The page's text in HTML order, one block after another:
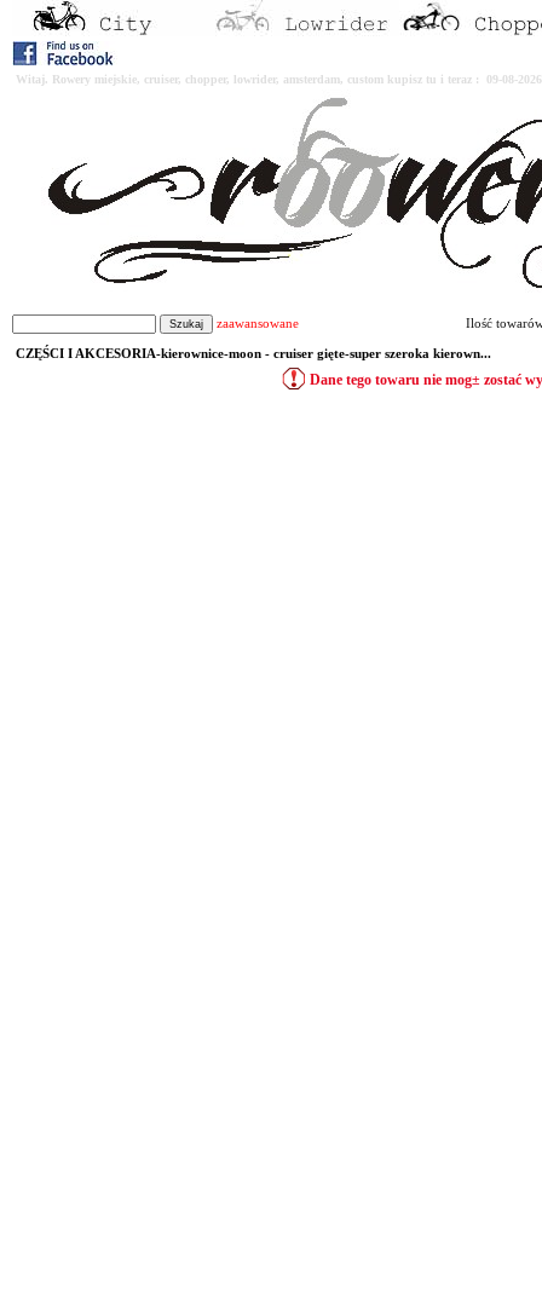
Witaj. Rowery miejskie, cruiser, chopper, lowrider, amsterdam, custom kupisz tu i teraz : 09-08-
zaawansowane Ilość
CZĘŚCI I AKCESORIA-kierownice-moon - cruiser gięte-super szeroka kierown...
Dane tego towaru nie mog± zostać